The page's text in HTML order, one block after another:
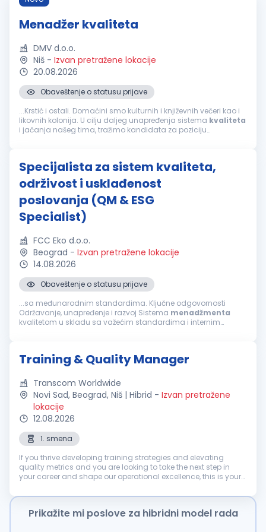
Menadžer kvaliteta
DMV d.o.o.
Niš - Izvan pretražene lokacije
20.08.2026
Obaveštenje o statusu prijave
...Krstić i ostali. Domaćini smo kulturnih i književnih večeri kao i
likovnih kolonija. U cilju daljeg unapređenja sistema kvaliteta
i jačanja našeg tima, tražimo kandidata za poziciju
Specijalista za sistem kvaliteta,
održivost i usklađenost
poslovanja (QM & ESG
Specialist)
FCC Eko d.o.o.
Beograd - Izvan pretražene lokacije
14.08.2026
Obaveštenje o statusu prijave
...sa međunarodnim standardima. Ključne odgovornosti
Održavanje, unapređenje i razvoj Sistema menadžmenta
kvalitetom u skladu sa važećim standardima i internim
Training & Quality Manager
Transcom Worldwide
Novi Sad, Beograd, Niš | Hibrid - Izvan pretražene
lokacije
12.08.2026
1. smena
If you thrive developing training strategies and elevating
quality metrics and you are looking to take the next step in
your career and shape our operational excellence, this is your
the Tra...
Prikažite mi poslove za hibridni model rada